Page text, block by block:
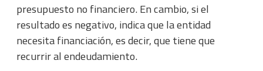
presupuesto no financiero. En cambio, si el
resultado es negativo, indica que la entidad
necesita financiación, es decir, que tiene que
recurrir al endeudamiento.